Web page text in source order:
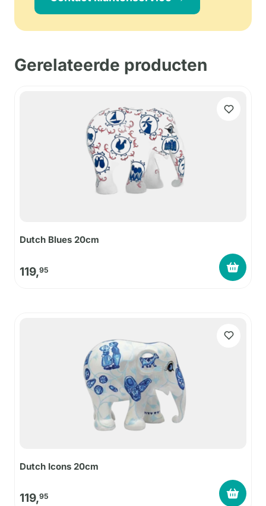
Gerelateerde producten
Dutch Blues 20cm
119,95
Dutch Icons 20cm
119,95